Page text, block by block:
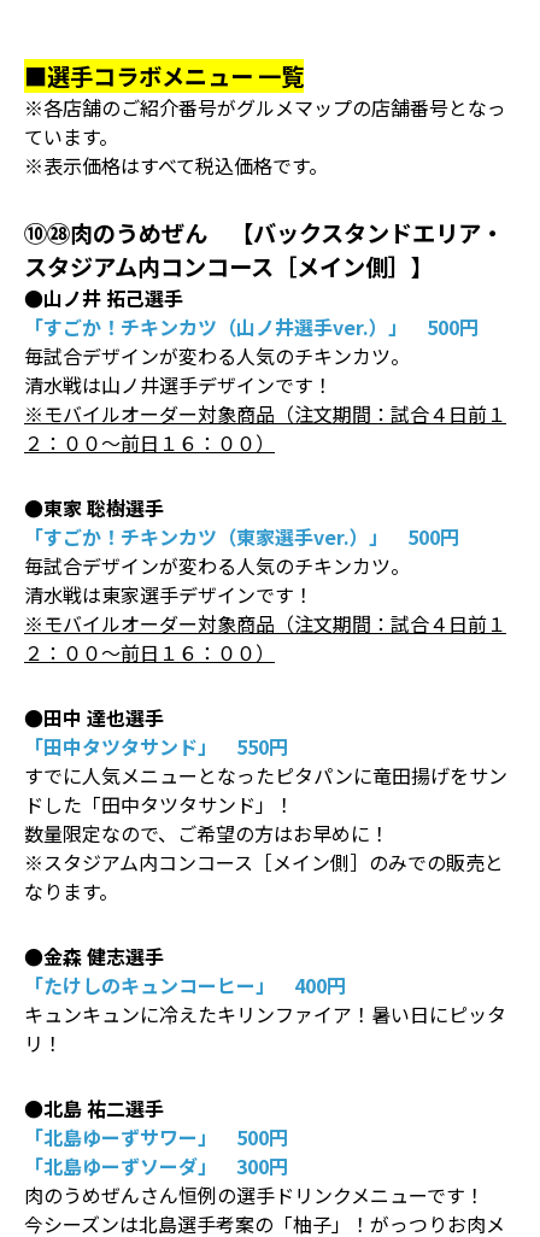
■選手コラボメニュー 一覧
※各店舗のご紹介番号がグルメマップの店舗番号となっ
ています。
※表示価格はすべて税込価格です。
⑩㉘肉のうめぜん 【バックスタンドエリア・
スタジアム内コンコース［メイン側］】
●山ノ井 拓己選手
「すごか！チキンカツ（山ノ井選手ver.）」 500円
毎試合デザインが変わる人気のチキンカツ。
清水戦は山ノ井選手デザインです！
※モバイルオーダー対象商品（注文期間：試合４日前１
２：００～前日１６：００）
●東家 聡樹選手
「すごか！チキンカツ（東家選手ver.）」 500円
毎試合デザインが変わる人気のチキンカツ。
清水戦は東家選手デザインです！
※モバイルオーダー対象商品（注文期間：試合４日前１
２：００～前日１６：００）
●田中 達也選手
「田中タツタサンド」 550円
すでに人気メニューとなったピタパンに竜田揚げをサン
ドした「田中タツタサンド」！
数量限定なので、ご希望の方はお早めに！
※スタジアム内コンコース［メイン側］のみでの販売と
なります。
●金森 健志選手
「たけしのキュンコーヒー」 400円
キュンキュンに冷えたキリンファイア！暑い日にピッタ
リ！
●北島 祐二選手
「北島ゆーずサワー」 500円
「北島ゆーずソーダ」 300円
肉のうめぜんさん恒例の選手ドリンクメニューです！
今シーズンは北島選手考案の「柚子」！がっつりお肉メ